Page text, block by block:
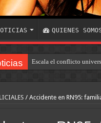
QUIENES
Escala el conflicto
Dolor en Chubut: murió
/ Accidente en RN95: